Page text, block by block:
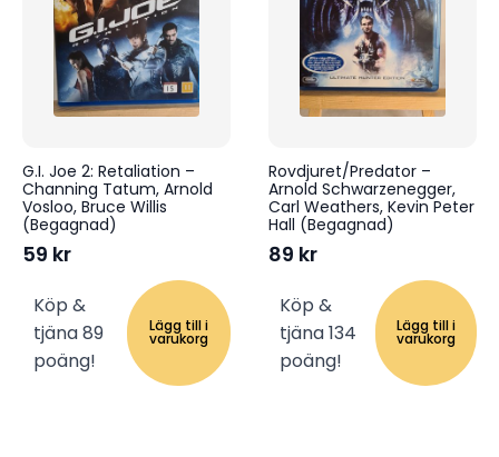
G.I. Joe 2: Retaliation –
Channing Tatum, Arnold
Vosloo, Bruce Willis
(Begagnad)
59 kr
Köp &
tjäna 89
poäng!
Lägg till i
varukorg
Rovdjuret/Predator –
Arnold Schwarzenegger,
Carl Weathers, Kevin Peter
Hall (Begagnad)
89 kr
Köp &
tjäna 134
poäng!
Lägg till i
varukorg